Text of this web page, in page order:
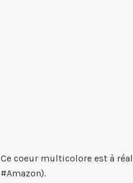
Ce coeur multicolore est à
#Amazon).